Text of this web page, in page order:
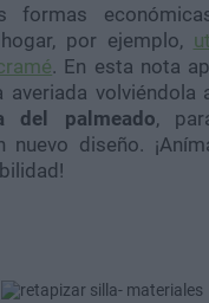
formas
por ejemplo,
. En esta nota
averiada volviéndola
del palmeado,
nuevo diseño.